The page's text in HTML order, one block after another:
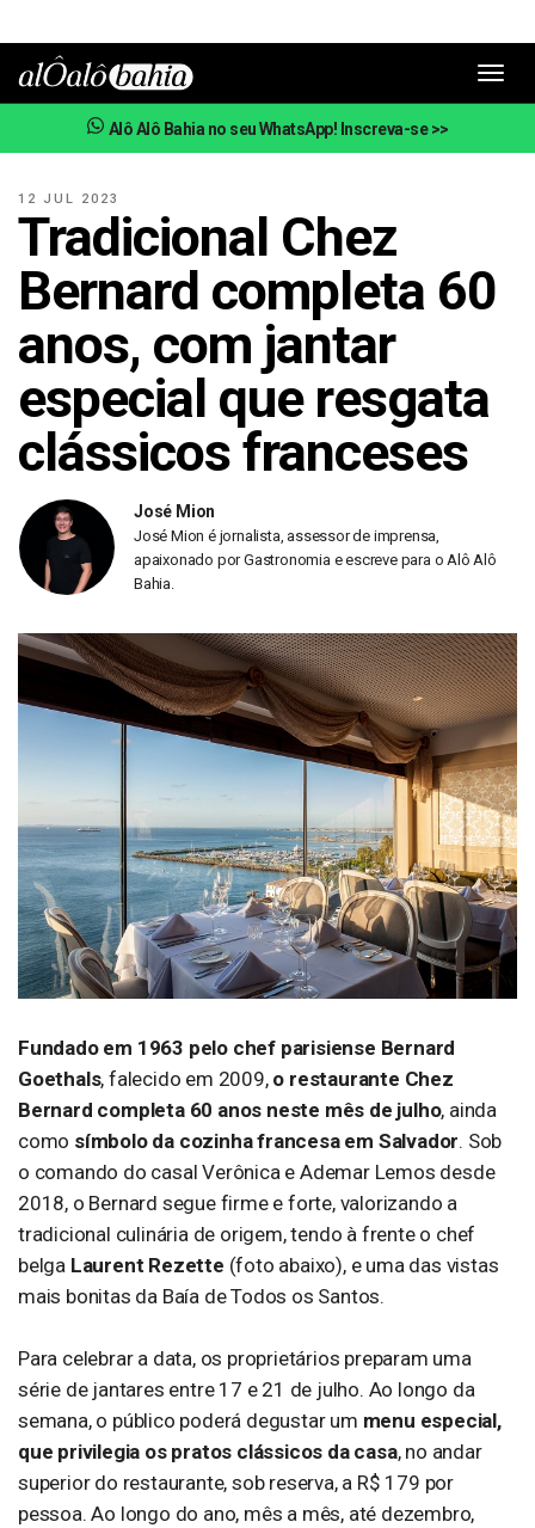
Alô Alô Bahia no seu WhatsApp! Inscreva-se >>
12 JUL 2023
Tradicional Chez
Bernard completa 60
anos, com jantar
especial que resgata
clássicos franceses
José Mion
José Mion é jornalista, assessor de imprensa,
apaixonado por Gastronomia e escreve para o Alô Alô
Bahia.
Fundado em 1963 pelo chef parisiense Bernard
Goethals, falecido em 2009, o restaurante Chez
Bernard completa 60 anos neste mês de julho, ainda
como símbolo da cozinha francesa em Salvador. Sob
o comando do casal Verônica e Ademar Lemos desde
2018, o Bernard segue firme e forte, valorizando a
tradicional culinária de origem, tendo à frente o chef
belga Laurent Rezette (foto abaixo), e uma das vistas
mais bonitas da Baía de Todos os Santos.
Para celebrar a data, os proprietários preparam uma
série de jantares entre 17 e 21 de julho. Ao longo da
semana, o público poderá degustar um menu especial,
que privilegia os pratos clássicos da casa, no andar
superior do restaurante, sob reserva, a R$ 179 por
pessoa. Ao longo do ano, mês a mês, até dezembro,